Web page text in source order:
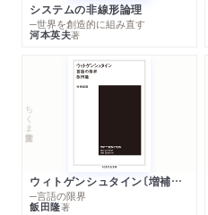
システムの非線形論理
─世界を創造的に組み直す
河本英夫著
ちくま学芸文庫
ウィトゲンシュタイン〔増補新版〕
─言語の限界
飯田隆著